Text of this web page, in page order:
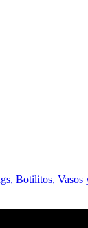
Botilitos, Vasos